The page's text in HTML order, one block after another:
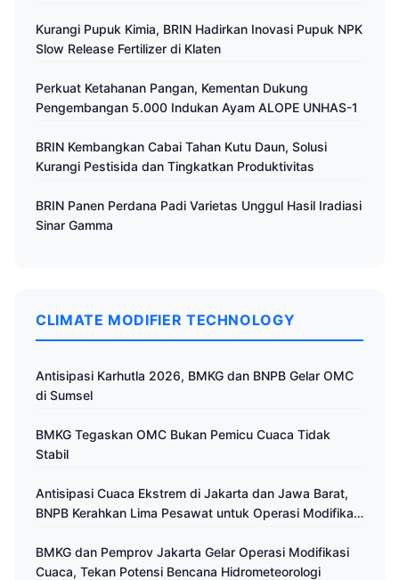
Kurangi Pupuk Kimia, BRIN Hadirkan Inovasi Pupuk NPK
Slow Release Fertilizer di Klaten
Perkuat Ketahanan Pangan, Kementan Dukung
Pengembangan 5.000 Indukan Ayam ALOPE UNHAS-1
BRIN Kembangkan Cabai Tahan Kutu Daun, Solusi
Kurangi Pestisida dan Tingkatkan Produktivitas
BRIN Panen Perdana Padi Varietas Unggul Hasil Iradiasi
Sinar Gamma
CLIMATE MODIFIER TECHNOLOGY
Antisipasi Karhutla 2026, BMKG dan BNPB Gelar OMC
di Sumsel
BMKG Tegaskan OMC Bukan Pemicu Cuaca Tidak
Stabil
Antisipasi Cuaca Ekstrem di Jakarta dan Jawa Barat,
BNPB Kerahkan Lima Pesawat untuk Operasi Modifikasi
BMKG dan Pemprov Jakarta Gelar Operasi Modifikasi
Cuaca, Tekan Potensi Bencana Hidrometeorologi